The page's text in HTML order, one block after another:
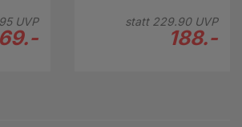
95UVP statt 229.90UVP
188.-